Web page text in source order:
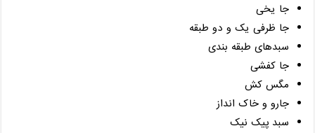
جا یخی
جا ظرفی یک و دو طبقه
سبدهای طبقه بندی
جا کفشی
مگس کش
جارو و خاک انداز
سبد پیک نیک